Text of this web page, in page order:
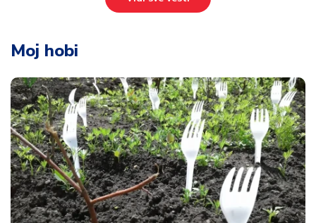
Plastične viljuške u bašti - trik koji štiti
biljke od mačaka i pasa bez hemikalija
15:10 Moj hobi